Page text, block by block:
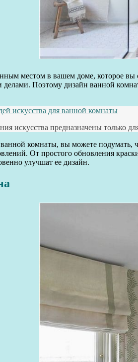
местом в вашем доме, которое вы
Поэтому дизайн ванной
искусства для ванной комнаты
искусства предназначены только
ванной комнаты, вы можете
От простого обновления
улучшат ее дизайн.